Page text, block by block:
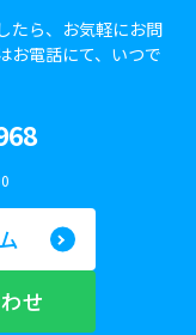
たら、お気軽にお問
お電話にて、いつで
せ